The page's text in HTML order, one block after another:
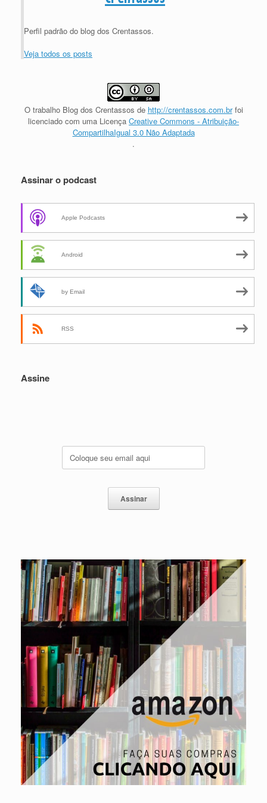
Perfil padrão do blog dos Crentassos.
Veja todos os posts
O trabalho Blog dos Crentassos de http://crentassos.com.brfoi
licenciado com uma Licença Creative Commons - Atribuição-
CompartilhaIgual 3.0 Não Adaptada
.
Assinar o podcast
Apple Podcasts
Android
by Email
RSS
Assine